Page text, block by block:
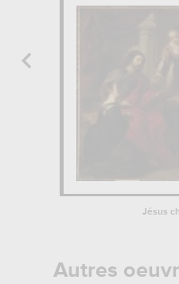
Jésus
Autres